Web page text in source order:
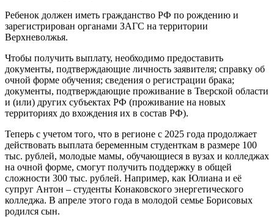
Ребенок должен иметь гражданство РФ по рождению и
зарегистрирован органами ЗАГС на территории
Верхневолжья.
Чтобы получить выплату, необходимо предоставить
документы, подтверждающие личность заявителя; справку об
очной форме обучения; сведения о регистрации брака;
документы, подтверждающие проживание в Тверской области
и (или) других субъектах РФ (проживание на новых
территориях до вхождения их в состав РФ).
Теперь с учетом того, что в регионе с 2025 года продолжает
действовать выплата беременным студенткам в размере 100
тыс. рублей, молодые мамы, обучающиеся в вузах и колледжах
на очной форме, смогут получить поддержку в общей
сложности 300 тыс. рублей. Например, как Юлиана и её
супруг Антон – студенты Конаковского энергетического
колледжа. В апреле этого года в молодой семье Борисовых
родился сын.